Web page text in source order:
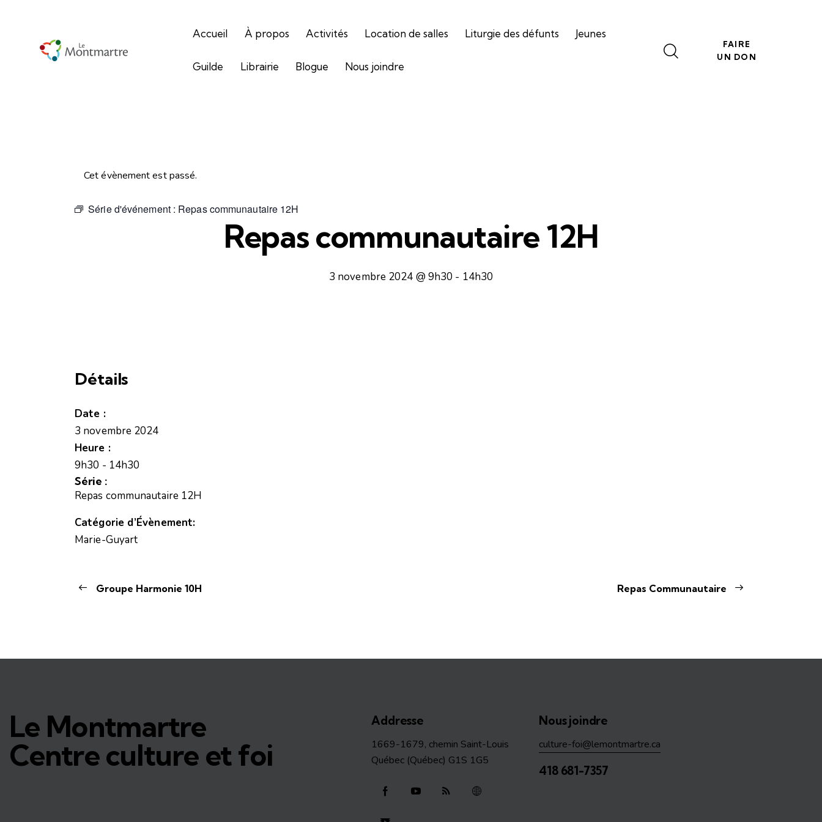
Accueil À propos Activités Location de salles Liturgie des défunts Jeunes
Guilde Librairie Blogue Nous joindre
FAIRE
UN DON
Cet évènement est passé.
Série d'événement : Repas communautaire 12H
Repas communautaire 12H
3 novembre 2024 @ 9h30 - 14h30
Détails
Date :
3 novembre 2024
Heure :
9h30 - 14h30
Série :
Repas communautaire 12H
Catégorie d’Évènement:
Marie-Guyart
Groupe Harmonie 10H Repas Communautaire
Le Montmartre
Centre culture et foi
Addresse
1669-1679, chemin Saint-Louis
Québec (Québec) G1S 1G5
Nous joindre
culture-foi@lemontmartre.ca
418 681-7357